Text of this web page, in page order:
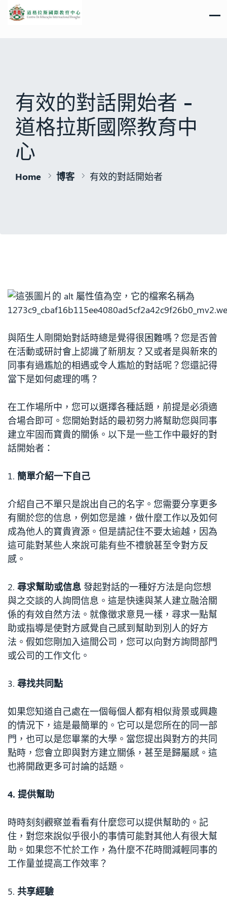
有效的對話開始者 -
道格拉斯國際教育中
心
Home 博客 有效的對話開始者
與陌生人剛開始對話時總是覺得很困難嗎？您是否曾
在活動或研討會上認識了新朋友？又或者是與新來的
同事有過尷尬的相遇或令人尷尬的對話呢？您還記得
當下是如何處理的嗎？
在工作場所中，您可以選擇各種話題，前提是必須適
合場合即可。您開始對話的最初努力將幫助您與同事
建立牢固而寶貴的關係。以下是一些工作中最好的對
話開始者：
1. 簡單介紹一下自己
介紹自己不單只是說出自己的名字。您需要分享更多
有關於您的信息，例如您是誰，做什麼工作以及如何
成為他人的寶貴資源。但是請記住不要太逾越，因為
這可能對某些人來說可能有些不禮貌甚至令對方反
感。
2. 尋求幫助或信息 發起對話的一種好方法是向您想
與之交談的人詢問信息。這是快速與某人建立融洽關
係的有效自然方法。就像徵求意見一樣，尋求一點幫
助或指導是使對方感覺自己感到幫助到別人的好方
法。假如您剛加入這間公司，您可以向對方詢問部門
或公司的工作文化。
3. 尋找共同點
如果您知道自己處在一個每個人都有相似背景或興趣
的情況下，這是最簡單的。它可以是您所在的同一部
門，也可以是您畢業的大學。當您提出與對方的共同
點時，您會立即與對方建立關係，甚至是歸屬感。這
也將開啟更多可討論的話題。
4. 提供幫助
時時刻刻觀察並看看有什麼您可以提供幫助的。記
住，對您來說似乎很小的事情可能對其他人有很大幫
助。如果您不忙於工作，為什麼不花時間減輕同事的
工作量並提高工作效率？
5. 共享經驗